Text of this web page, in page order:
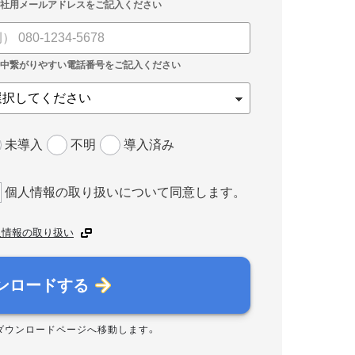
未導入 不明 導入済み
個人情報の取り扱いについて同意します。
報の取り扱い
ロードする
ウンロードページへ移動します。